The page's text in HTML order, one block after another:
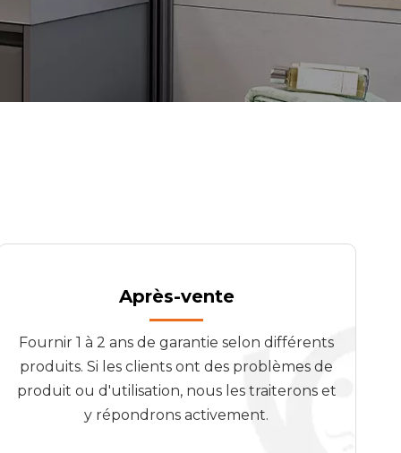
Après-vente
Fournir 1 à 2 ans de garantie selon différents
produits. Si les clients ont des problèmes de
produit ou d'utilisation, nous les traiterons et
y répondrons activement.